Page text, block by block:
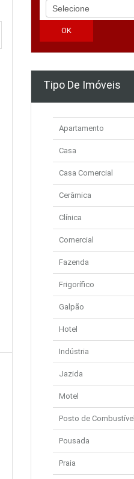
Tipo De Imóveis
Apartamento
Casa
Casa Comercial
Cerâmica
Clínica
Comercial
Fazenda
Frigorífico
Galpão
Hotel
Indústria
Jazida
Motel
Posto de Combustível
Pousada
Praia